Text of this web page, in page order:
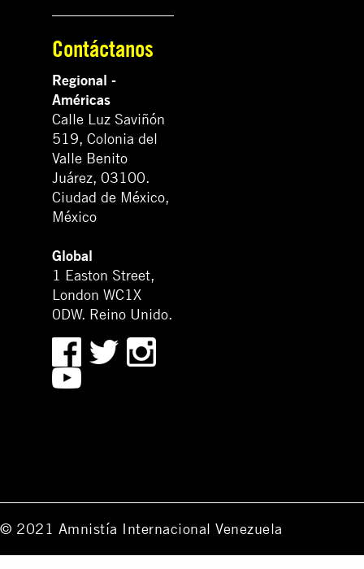
Contáctanos
Regional -
Américas
Calle Luz Saviñón
519, Colonia del
Valle Benito
Juárez, 03100.
Ciudad de México,
México
Global
1 Easton Street,
London WC1X
0DW. Reino Unido.
© 2021 Amnistía Internacional Venezuela